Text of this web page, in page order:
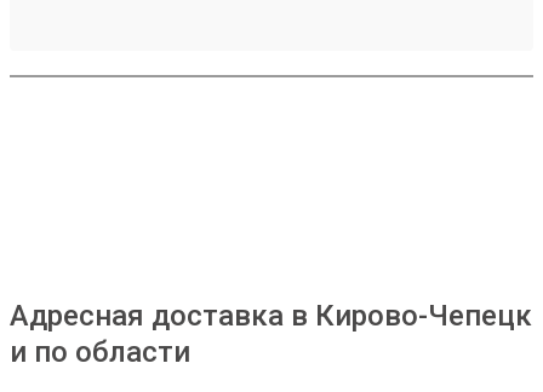
Адресная доставка в Кирово-Чепецк
и по области